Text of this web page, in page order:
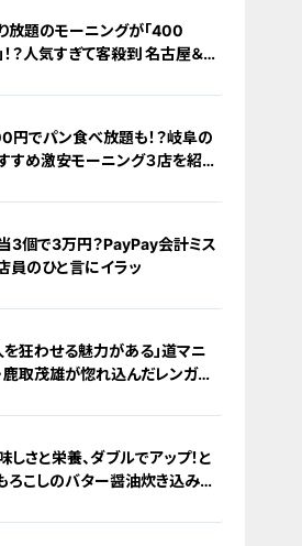
放題のモーニングが「400
！？人気すぎて客殺到 名古屋＆岐
円でパン食べ放題も！？岐阜の
すめ激安モーニング３店を紹
3個で3万円？PayPay会計ミス
員のひと言にイラッ
を狂わせる魅力がある」道マニ
鹿取茂雄が惚れ込んだレンガの
しさと栄養、ダブルでアップ！と
ろこしのバター醤油炊き込みご